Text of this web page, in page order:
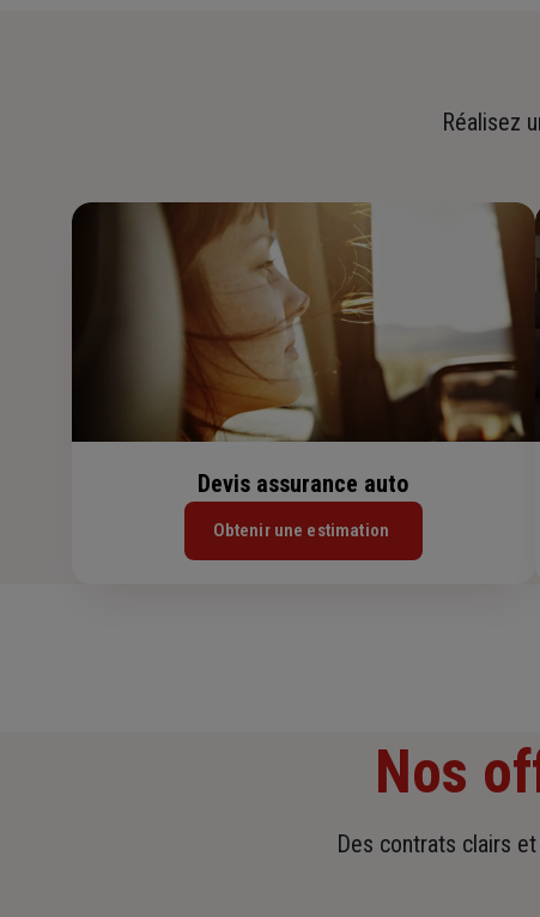
Réalisez
Devis assurance auto
Obtenir une estimation
Nos
Des contrats clairs